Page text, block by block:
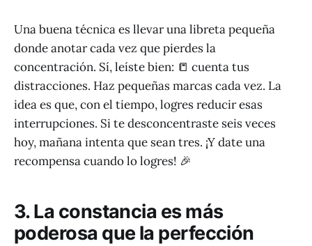
Una buena técnica es llevar una libreta pequeña
donde anotar cada vez que pierdes la
concentración. Sí, leíste bien: 📒 cuenta tus
distracciones. Haz pequeñas marcas cada vez. La
idea es que, con el tiempo, logres reducir esas
interrupciones. Si te desconcentraste seis veces
hoy, mañana intenta que sean tres. ¡Y date una
recompensa cuando lo logres! 🎉
3. La constancia es más
poderosa que la perfección